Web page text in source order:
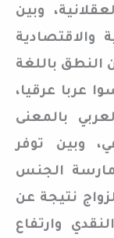
وبين
والاقتصادية
النطق باللغة
عربا عرقيا،
بالمعنى
وبين توفر
الجنس
نتيجة عن
وارتفاع